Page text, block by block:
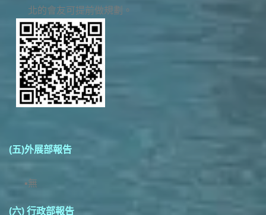
北的會友可提前做規劃。
(五)外展部報告
無
(六) 行政部報告